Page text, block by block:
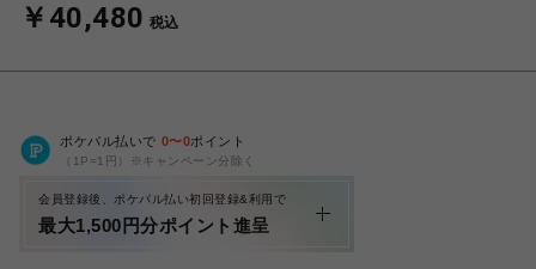
￥40,480 税込
ポケパル払いで 0〜0ポイント
（1P=1円）※キャンペーン分除く
会員登録後、ポケパル払い初回登録&利用で
最大1,500円分ポイント進呈